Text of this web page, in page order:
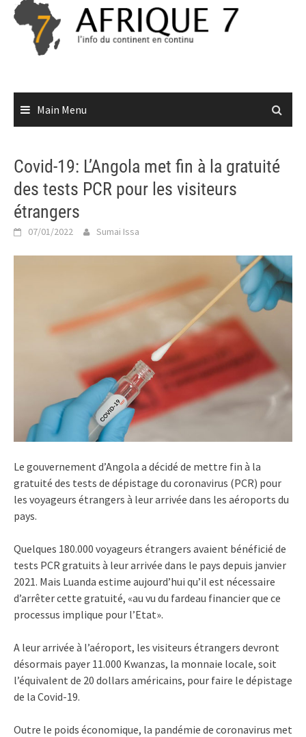
Skip
content
Main Menu
Covid-19: L’Angola met fin à la gratuité
des tests PCR pour les visiteurs
étrangers
07/01/2022 Sumai Issa
Le gouvernement d’Angola a décidé de mettre fin à la
gratuité des tests de dépistage du coronavirus (PCR) pour
les voyageurs étrangers à leur arrivée dans les aéroports du
pays.
Quelques 180.000 voyageurs étrangers avaient bénéficié de
tests PCR gratuits à leur arrivée dans le pays depuis janvier
2021. Mais Luanda estime aujourd’hui qu’il est nécessaire
d’arrêter cette gratuité, «au vu du fardeau financier que ce
processus implique pour l’Etat».
A leur arrivée à l’aéroport, les visiteurs étrangers devront
désormais payer 11.000 Kwanzas, la monnaie locale, soit
l’équivalent de 20 dollars américains, pour faire le dépistage
de la Covid-19.
Outre le poids économique, la pandémie de coronavirus met